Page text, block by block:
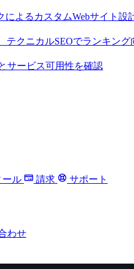
によるカスタムWebサイト設
テクニカルSEOでランキング
サービス可用性を確認
ール 請求 サポート
わせ